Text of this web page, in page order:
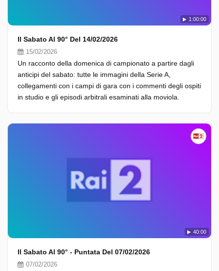
1:00:00
Il Sabato Al 90° Del 14/02/2026
15/02/2026
Un racconto della domenica di campionato a partire dagli
anticipi del sabato: tutte le immagini della Serie A,
collegamenti con i campi di gara con i commenti degli ospiti
in studio e gli episodi arbitrali esaminati alla moviola.
40:00
Il Sabato Al 90° - Puntata Del 07/02/2026
07/02/2026